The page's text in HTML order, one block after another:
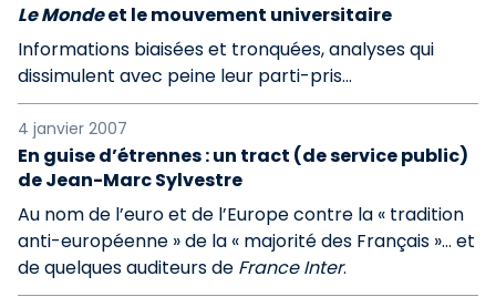
Le Mondeet le mouvement universitaire
Informations biaisées et tronquées, analyses qui
dissimulent avec peine leur parti-pris...
4 janvier 2007
En guise d’étrennes : un tract (de service public)
de Jean-Marc Sylvestre
Au nom de l’euro et de l’Europe contre la « tradition
anti-européenne » de la « majorité des Français »... et
de quelques auditeurs de France Inter.